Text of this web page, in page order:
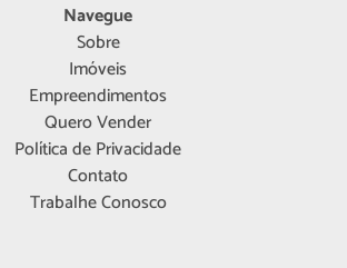
Navegue
Sobre
Imóveis
Empreendimentos
Quero Vender
Política de Privacidade
Contato
Trabalhe Conosco